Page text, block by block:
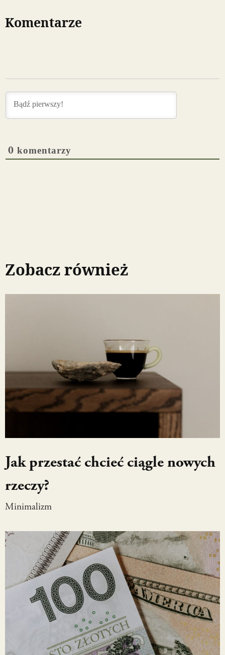
Komentarze
0 komentarzy
Zobacz również
Jak przestać chcieć ciągle nowych
rzeczy?
Minimalizm